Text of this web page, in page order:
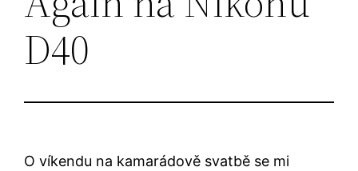
D40
O víkendu na kamarádově svatbě se mi